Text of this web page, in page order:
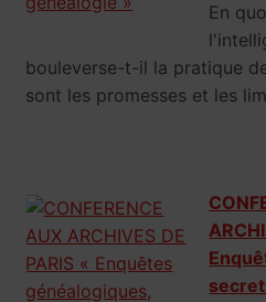
En
bouleverse-t-il la pratique
sont les promesses et les